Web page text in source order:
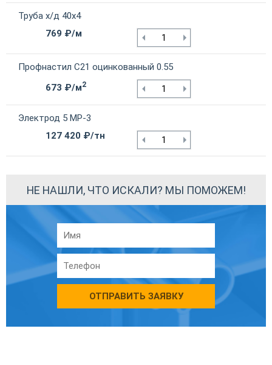
Труба х/д 40х4
769 ₽/м
Профнастил С21 оцинкованный 0.55
673 ₽/м2
Электрод 5 МР-3
127 420 ₽/тн
НЕ НАШЛИ, ЧТО ИСКАЛИ? МЫ ПОМОЖЕМ!
ОТПРАВИТЬ ЗАЯВКУ